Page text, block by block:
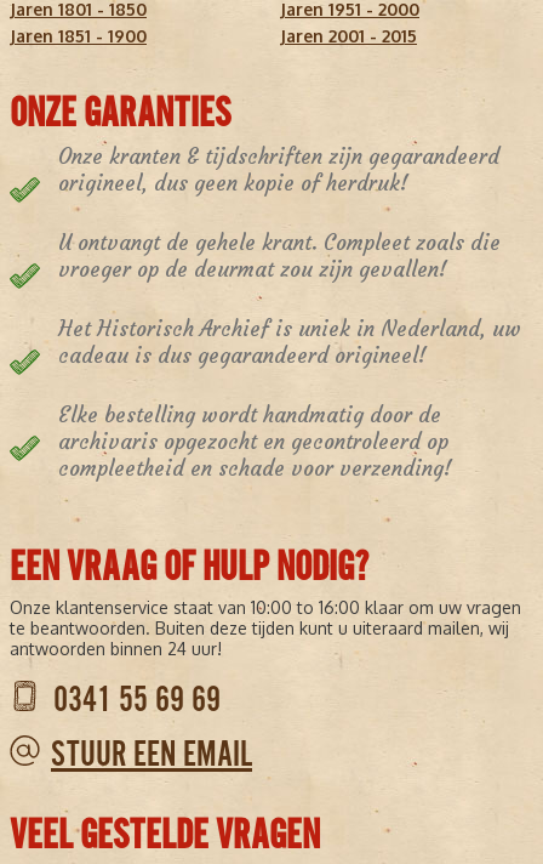
Jaren 1801 - 1850
Jaren 1851 - 1900
Jaren 1951 - 2000
Jaren 2001 - 2015
ONZE GARANTIES
Onze kranten & tijdschriften zijn gegarandeerd
origineel, dus geen kopie of herdruk!
U ontvangt de gehele krant. Compleet zoals die
vroeger op de deurmat zou zijn gevallen!
Het Historisch Archief is uniek in Nederland, uw
cadeau is dus gegarandeerd origineel!
Elke bestelling wordt handmatig door de
archivaris opgezocht en gecontroleerd op
compleetheid en schade voor verzending!
EEN VRAAG OF HULP NODIG?
Onze klantenservice staat van 10:00 to 16:00 klaar om uw vragen
te beantwoorden. Buiten deze tijden kunt u uiteraard mailen, wij
antwoorden binnen 24 uur!
0341 55 69 69
STUUR EEN EMAIL
VEEL GESTELDE VRAGEN